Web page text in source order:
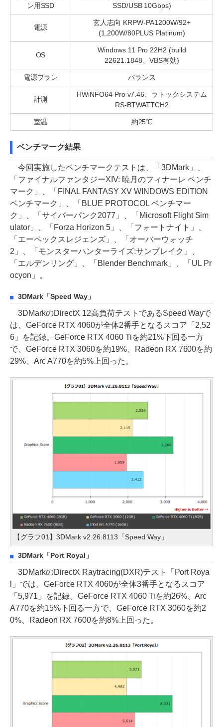
ン用SSD
SSD/USB 10Gbps)
電源
玄人志向 KRPW-PA1200W/92+
(1,200W/80PLUS Platinum)
OS
Windows 11 Pro 22H2 (build
22621.1848、VBS有効)
電源プラン バランス
計測
HWiNFO64 Pro v7.46、ラトックシステム
RS-BTWATTCH2
室温 約25℃
ベンチマーク結果
今回実施したベンチマークテストは、「3DMark」、
「ファイナルファンタジーXIV: 暁月のフィナーレ ベンチ
マーク」、「FINAL FANTASY XV WINDOWS EDITION
ベンチマーク」、「BLUE PROTOCOL ベンチマー
ク」、「サイバーパンク2077」、「Microsoft Flight Sim
ulator」、「Forza Horizon 5」、「フォートナイト」、
「エーペックスレジェンズ」、「オーバーウォッチ
2」、「モンスターハンターライズ:サンブレイク」、
「エルデンリング」、「Blender Benchmark」、「UL Pr
ocyon」。
3DMark「Speed Way」
3DMarkのDirectX 12高負荷テストであるSpeed Wayで
は、GeForce RTX 4060が全体2番手となるスコア「2,52
6」を記録。GeForce RTX 4060 Tiを約21%下回る一方
で、GeForce RTX 3060を約19%、Radeon RX 7600を約
29%、Arc A770を約5%上回った。
【グラフ01】3DMark v2.26.8113「Speed Way」
3DMark「Port Royal」
3DMarkのDirectX Raytracing(DXR)テスト「Port Roya
l」では、GeForce RTX 4060が全体3番手となるスコア
「5,971」を記録。GeForce RTX 4060 Tiを約26%、Arc
A770を約15%下回る一方で、GeForce RTX 3060を約2
0%、Radeon RX 7600を約8%上回った。